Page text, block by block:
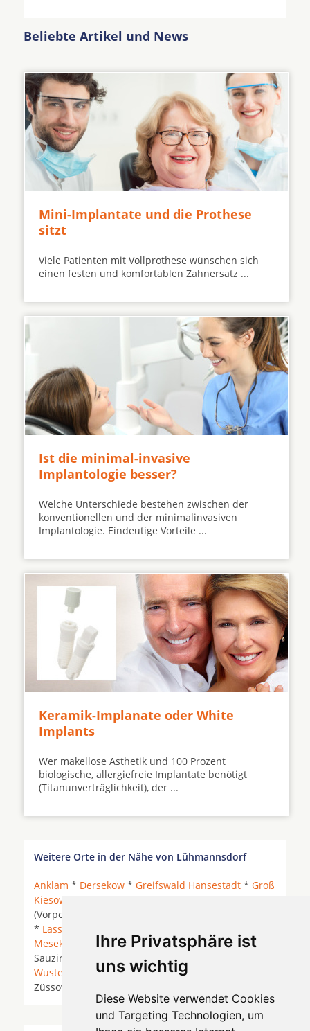
Ihre Privatsphäre ist
uns wichtig
Diese Website verwendet Cookies
und Targeting Technologien, um
Beliebte Artikel und News
Mini-Implantate und die Prothese
sitzt
Viele Patienten mit Vollprothese wünschen sich
einen festen und komfortablen Zahnersatz ...
Ist die minimal-invasive
Implantologie besser?
Welche Unterschiede bestehen zwischen der
konventionellen und der minimalinvasiven
Implantologie. Eindeutige Vorteile ...
Keramik-Implanate oder White
Implants
Wer makellose Ästhetik und 100 Prozent
biologische, allergiefreie Implantate benötigt
(Titanunverträglichkeit), der ...
Weitere Orte in der Nähe von Lühmannsdorf
Anklam * Dersekow * Greifswald Hansestadt * Groß
Kiesow
(Vorpommern) *
* Lassan
Mesekenhagen*Neuenkirchen bei Greifswald*
Sauzin *
* Stolpe (Peene) *
Wusterhusen * Zemitz * Ziethen bei Anklam *
Züssow *